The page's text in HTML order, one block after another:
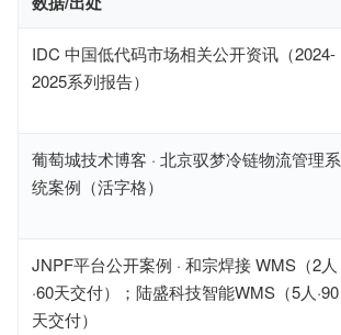
IDC 中国低代码市场相关公开资讯（2024-
2025系列报告）
葡萄城技术博客 · 北京驭梦冷链物流管理系
统案例（活字格）
JNPF平台公开案例 · 和宗焊接 WMS（2人
·60天交付）；陆盛科技智能WMS（5人·90
天交付）